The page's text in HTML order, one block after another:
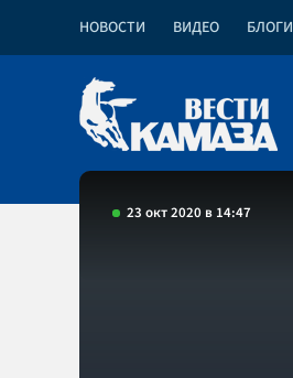
НОВОСТИ ВИДЕО БЛОГИ
23 окт 2020 в 14:47